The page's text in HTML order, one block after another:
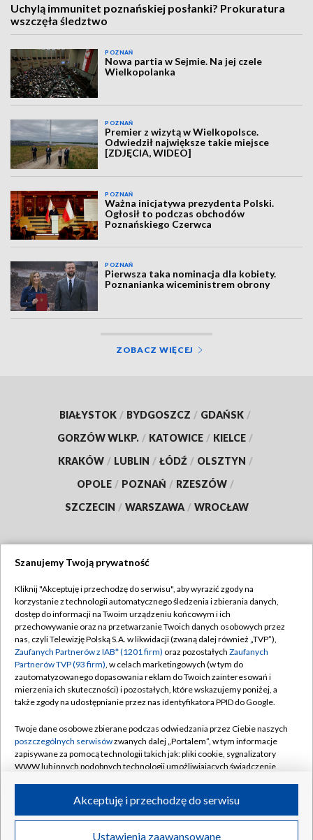
Uchylą immunitet poznańskiej posłanki? Prokuratura
wszczęła śledztwo
POZNAŃ
Nowa partia w Sejmie. Na jej czele
Wielkopolanka
POZNAŃ
Premier z wizytą w Wielkopolsce.
Odwiedził największe takie miejsce
[ZDJĘCIA, WIDEO]
POZNAŃ
Ważna inicjatywa prezydenta Polski.
Ogłosił to podczas obchodów
Poznańskiego Czerwca
POZNAŃ
Pierwsza taka nominacja dla kobiety.
Poznanianka wiceministrem obrony
ZOBACZ WIĘCEJ
BIAŁYSTOK / BYDGOSZCZ / GDAŃSK /
GORZÓW WLKP. / KATOWICE / KIELCE /
KRAKÓW / LUBLIN / ŁÓDŹ / OLSZTYN /
OPOLE / POZNAŃ / RZESZÓW /
SZCZECIN / WARSZAWA / WROCŁAW
TVP
Abonament TVP
Emisja w TVP
Centrum informacji TVP
Naziemna Telewizja Cyfrowa
Rada Programowa
System NOS
Informacje o nadawcy
Program dla prasy
Regulamin TVP
Polityka prywatności
Moje zgody
Pomoc
Kontakt
Kanały
©2026 Telewizja Polska S.A. w likwidacji
Szanujemy Twoją prywatność
Kliknij "Akceptuję i przechodzę do serwisu", aby wyrazić zgody na
korzystanie z technologii automatycznego śledzenia i zbierania danych,
dostęp do informacji na Twoim urządzeniu końcowym i ich
przechowywanie oraz na przetwarzanie Twoich danych osobowych przez
nas, czyli Telewizję Polską S.A. w likwidacji (zwaną dalej również „TVP”),
Zaufanych Partnerów z IAB* (1201 firm) oraz pozostałych Zaufanych
Partnerów TVP (93 firm), w celach marketingowych (w tym do
zautomatyzowanego dopasowania reklam do Twoich zainteresowań i
mierzenia ich skuteczności) i pozostałych, które wskazujemy poniżej, a
także zgody na udostępnianie przez nas identyfikatora PPID do Google.
Twoje dane osobowe zbierane podczas odwiedzania przez Ciebie naszych
poszczególnych serwisówzwanych dalej „Portalem”, w tym informacje
zapisywane za pomocą technologii takich jak: pliki cookie, sygnalizatory
WWW lub innych podobnych technologii umożliwiających świadczenie
ruchu w Internecie.
Twoje dane osobowe zbierane podczas odwiedzania przez Ciebie
Ustawienia zaawansowane
Akceptuję i przechodzę do serwisu